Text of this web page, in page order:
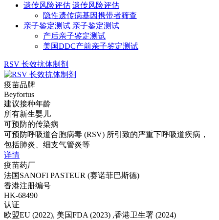
遗传风险评估 遗传风险评估
隐性遗传病基因携带者筛查
亲子鉴定测试 亲子鉴定测试
产后亲子鉴定测试
美国DDC产前亲子鉴定测试
RSV 长效抗体制剂
疫苗品牌
Beyfortus
建议接种年龄
所有新生婴儿
可预防的传染病
可预防呼吸道合胞病毒 (RSV) 所引致的严重下呼吸道疾病，
包括肺炎、细支气管炎等
详情
疫苗药厂
法国SANOFI PASTEUR (赛诺菲巴斯德)
香港注册编号
HK-68490
认证
欧盟EU (2022), 美国FDA (2023) ,香港卫生署 (2024)